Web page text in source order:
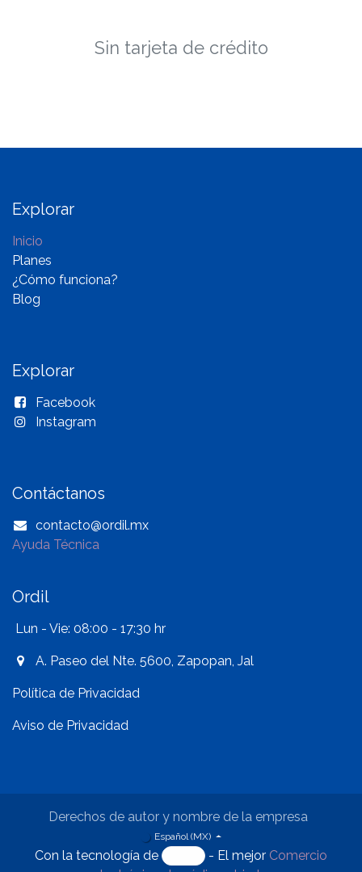
Sin tarjeta de crédito
Explorar
Inicio
Planes
¿Cómo funciona?
Blog
Explorar
Facebook
Instagram
Contáctanos
contacto@ordil.mx
Ayuda Técnica
Ordil
Lun - Vie: 08:00 - 17:30 hr
A. Paseo del Nte. 5600, Zapopan, Jal
Política de Privacidad
Aviso de Privacidad
Derechos de autor y nombre de la empresa
Español (MX)
Con la tecnología de - El mejor Comercio